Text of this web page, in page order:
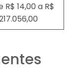
R$ 14,00 a R$